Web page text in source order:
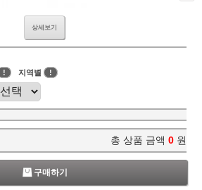
상세보기
! 지역별 !
총 상품 금액 0 원
구매하기